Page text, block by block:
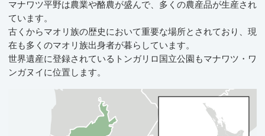
マナワツ平野は農業や酪農が盛んで、多くの農産品が生産され
ています。
古くからマオリ族の歴史において重要な場所とされており、現
在も多くのマオリ族出身者が暮らしています。
世界遺産に登録されているトンガリロ国立公園もマナワツ・ワ
ンガヌイに位置します。